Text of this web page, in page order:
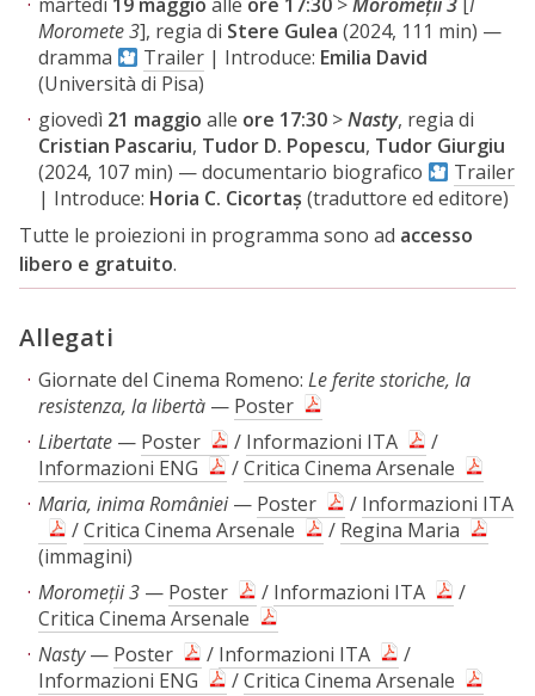
Moromete 3], regia di Stere Gulea (2024, 111 min) —
dramma
Trailer | Introduce: Emilia David
(Università di Pisa)
giovedì 21 maggio alle ore 17:30 >Nasty, regia di
Cristian Pascariu, Tudor D. Popescu, Tudor Giurgiu
(2024, 107 min) — documentario biografico
Trailer
| Introduce: Horia C. Cicortaș (traduttore ed editore)
Tutte le proiezioni in programma sono ad accesso
libero e gratuito.
Allegati
Giornate del Cinema Romeno: Le ferite storiche, la
resistenza, la libertà — Poster
Libertate — Poster / Informazioni ITA
/
Informazioni ENG
/Critica Cinema Arsenale
Maria, inima României— Poster / Informazioni ITA
/Critica Cinema Arsenale / Regina Maria
(immagini)
Moromeții 3 — Poster / Informazioni ITA
/
Critica Cinema Arsenale
Nasty— Poster / Informazioni ITA
/
Informazioni ENG
/Critica Cinema Arsenale